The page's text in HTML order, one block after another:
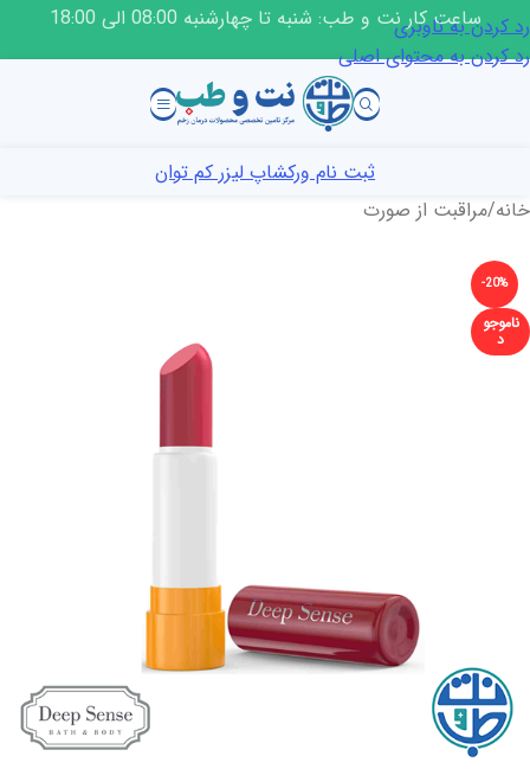
رد کردن به ناوبری
رد کردن به محتوای اصلی
ساعت کار نت و طب: شنبه تا چهارشنبه 08:00 الی 18:00
ثبت نام ورکشاپ لیزر کم توان
خانه/مراقبت از صورت
-20%
ناموجو
د